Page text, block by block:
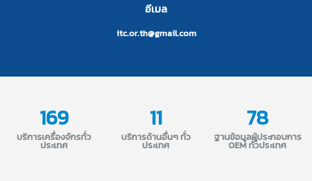
อีเมล
itc.or.th@gmail.com
169
บริการเครื่องจักรทั่ว
ประเทศ
11
บริการด้านอื่นๆ ทั่ว
ประเทศ
78
ฐานข้อมูลผู้ประกอบการ
OEM ทั่วประเทศ